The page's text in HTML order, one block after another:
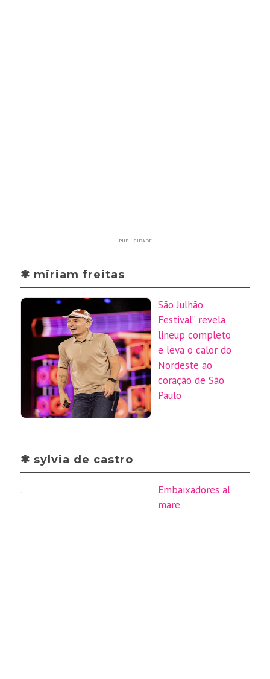
PUBLICIDADE
✱ miriam freitas
São Julhão
Festival” revela
lineup completo
e leva o calor do
Nordeste ao
coração de São
Paulo
✱ sylvia de castro
Embaixadores al
mare